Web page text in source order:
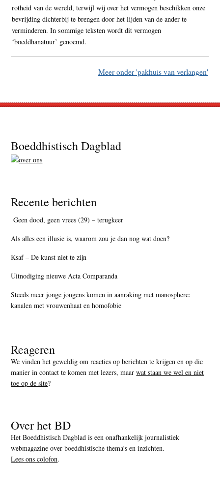
rotheid van de wereld, terwijl wij over het vermogen beschikken onze
bevrijding dichterbij te brengen door het lijden van de ander te
verminderen. In sommige teksten wordt dit vermogen
‘boeddhanatuur’ genoemd.
Meer onder 'pakhuis van verlangen'
Footer
Boeddhistisch Dagblad
Recente berichten
Geen dood, geen vrees (29) – terugkeer
Als alles een illusie is, waarom zou je dan nog wat doen?
Ksaf – De kunst niet te zijn
Uitnodiging nieuwe Acta Comparanda
Steeds meer jonge jongens komen in aanraking met manosphere:
kanalen met vrouwenhaat en homofobie
Reageren
We vinden het geweldig om reacties op berichten te krijgen en op die
manier in contact te komen met lezers, maarwat staan we wel en niet
toe op de site?
Over het BD
Het Boeddhistisch Dagblad is een onafhankelijk journalistiek
webmagazine over boeddhistische thema’s en inzichten.
Lees ons colofon.